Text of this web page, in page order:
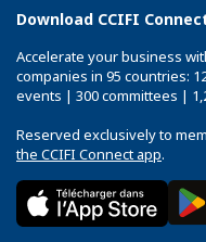
Download CCIFI
Accelerate your business
companies in 95 countries:
events | 300 committees |
Reserved exclusively to
the CCIFI Connect app.